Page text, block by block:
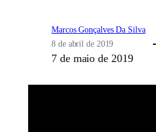
Marcos Gonçalves Da Silva
8 de abril de 2019
7 de maio de 2019